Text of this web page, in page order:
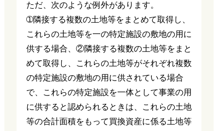
ただ、次のような例外があります。
➀隣接する複数の土地等をまとめて取得し、
これらの土地等を一の特定施設の敷地の用に
供する場合、②隣接する複数の土地等をまと
めて取得し、これらの土地等がそれぞれ複数
の特定施設の敷地の用に供されている場合
で、これらの特定施設を一体として事業の用
に供すると認められるときは、これらの土地
等の合計面積をもって買換資産に係る土地等